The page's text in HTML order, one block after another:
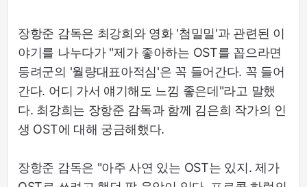
장항준 감독은 최강희와 영화 '첨밀밀'과 관련된 이
야기를 나누다가 "제가 좋아하는 OST를 꼽으라면
등려군의 '월량대표아적심'은 꼭 들어간다. 꼭 들어
간다. 어디 가서 얘기해도 느낌 좋은데"라고 말했
다. 최강희는 장항준 감독과 함께 김은희 작가의 인
생 OST에 대해 궁금해했다.
장항준 감독은 "아주 사연 있는 OST는 있지. 제가